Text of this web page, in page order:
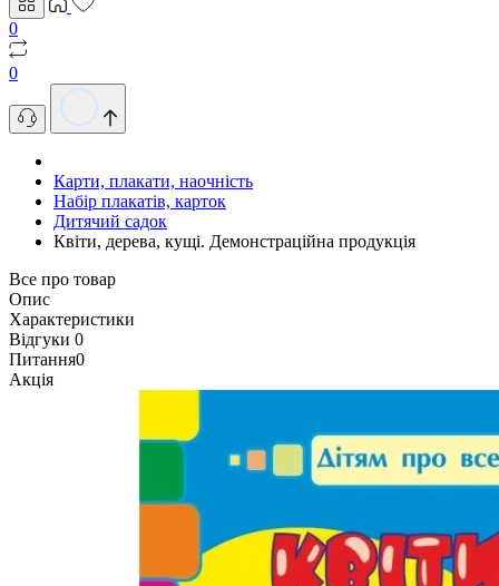
0
0
Карти, плакати, наочність
Набір плакатів, карток
Дитячий садок
Квіти, дерева, кущі. Демонстраційна продукція
Все про товар
Опис
Характеристики
Відгуки 0
Питання0
Акція